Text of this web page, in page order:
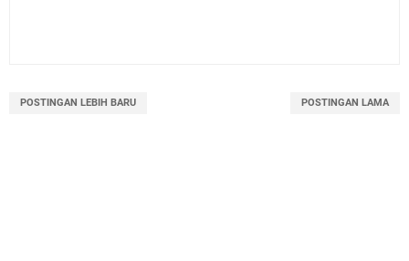
POSTINGAN LEBIH BARU POSTINGAN LAMA